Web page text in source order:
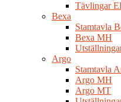
Tävlingar
Bexa
Stamtavla
Bexa MH
Argo
Stamtavla
Argo MH
Argo MT